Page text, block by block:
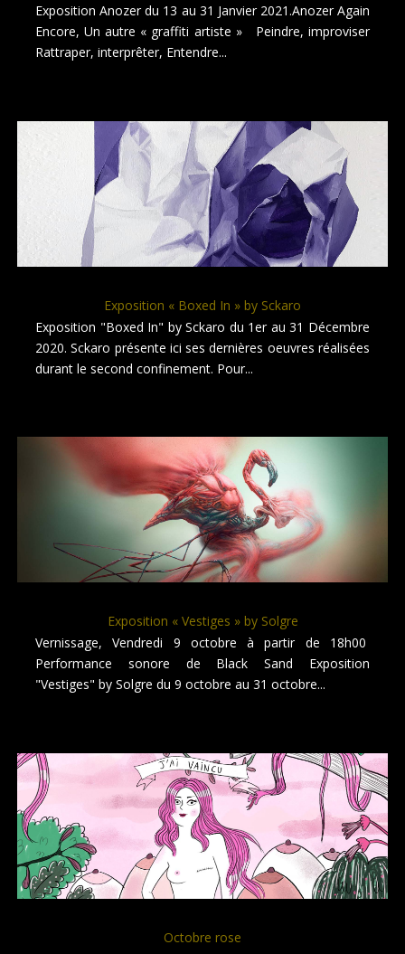
Exposition Anozer du 13 au 31 Janvier 2021.Anozer Again
Encore, Un autre « graffiti artiste » Peindre, improviser
Rattraper, interprêter, Entendre...
Exposition « Boxed In » by Sckaro
Exposition "Boxed In" by Sckaro du 1er au 31 Décembre
2020. Sckaro présente ici ses dernières oeuvres réalisées
durant le second confinement. Pour...
Exposition « Vestiges » by Solgre
Vernissage, Vendredi 9 octobre à partir de 18h00
Performance sonore de Black Sand Exposition
"Vestiges" by Solgre du 9 octobre au 31 octobre...
Octobre rose